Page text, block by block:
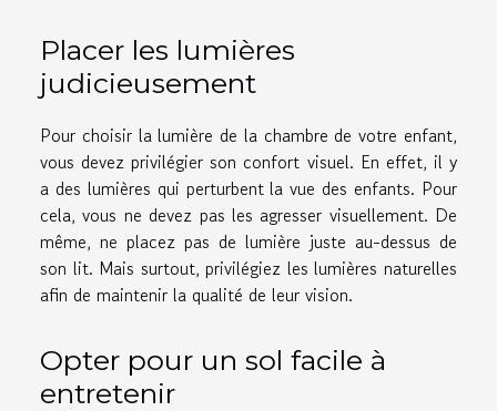
Placer les lumières
judicieusement
Pour choisir la lumière de la chambre de votre enfant,
vous devez privilégier son confort visuel. En effet, il y
a des lumières qui perturbent la vue des enfants. Pour
cela, vous ne devez pas les agresser visuellement. De
même, ne placez pas de lumière juste au-dessus de
son lit. Mais surtout, privilégiez les lumières naturelles
afin de maintenir la qualité de leur vision.
Opter pour un sol facile à
entretenir